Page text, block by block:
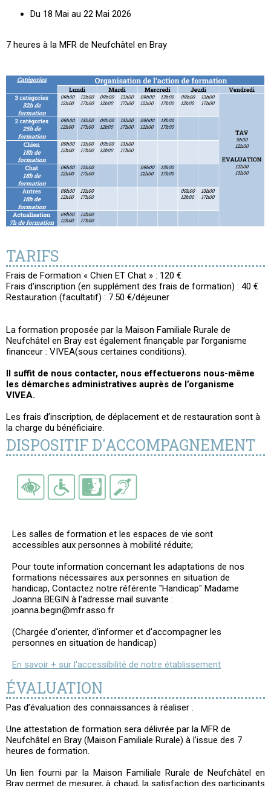
Du 18 Mai au 22 Mai 2026
7 heures à la MFR de Neufchâtel en Bray
TARIFS
Frais de Formation « Chien ET Chat » : 120 €
Frais d’inscription (en supplément des frais de formation) : 40 €
Restauration (facultatif) : 7.50 €/déjeuner
La formation proposée par la Maison Familiale Rurale de
Neufchâtel en Bray est également finançable par l’organisme
financeur : VIVEA(sous certaines conditions).
Il suffit de nous contacter, nous effectuerons nous-même
les démarches administratives auprès de l’organisme
VIVEA.
Les frais d’inscription, de déplacement et de restauration sont à
la charge du bénéficiaire.
DISPOSITIF D'ACCOMPAGNEMENT
Les salles de formation et les espaces de vie sont
accessibles aux personnes à mobilité réduite;
Pour toute information concernant les adaptations de nos
formations nécessaires aux personnes en situation de
handicap, Contactez notre référente "Handicap" Madame
Joanna BEGIN à l'adresse mail suivante :
joanna.begin@mfr.asso.fr
(Chargée d'orienter, d'informer et d'accompagner les
personnes en situation de handicap)
En savoir + sur l'accessibilité de notre établissement
ÉVALUATION
Pas d’évaluation des connaissances à réaliser .
Une attestation de formation sera délivrée par la MFR de
Neufchâtel en Bray (Maison Familiale Rurale) à l’issue des 7
heures de formation.
Un lien fourni par la Maison Familiale Rurale de Neufchâtel en
Bray permet de mesurer, à chaud, la satisfaction des participants